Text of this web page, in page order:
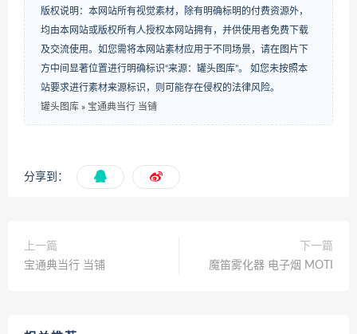
版权说明：本网站所有视觉素材，除有明确标明的付费资源外，
均由本网站或版权所有人授权本网站拥有，并供使用者免费下载
及交流使用。如您需将本网站素材应用于不同场景，请在图片下
方中间显著位置进行明确标识“来源：罐头图库”。 如您未按照本
站要求进行素材来源标识，则可能存在侵权的法律风险。
罐头图库 » 宝通典当行 当铺
分享到：
上一篇
宝通典当行 当铺
下一篇
魔笛雾化器 电子烟 MOTI